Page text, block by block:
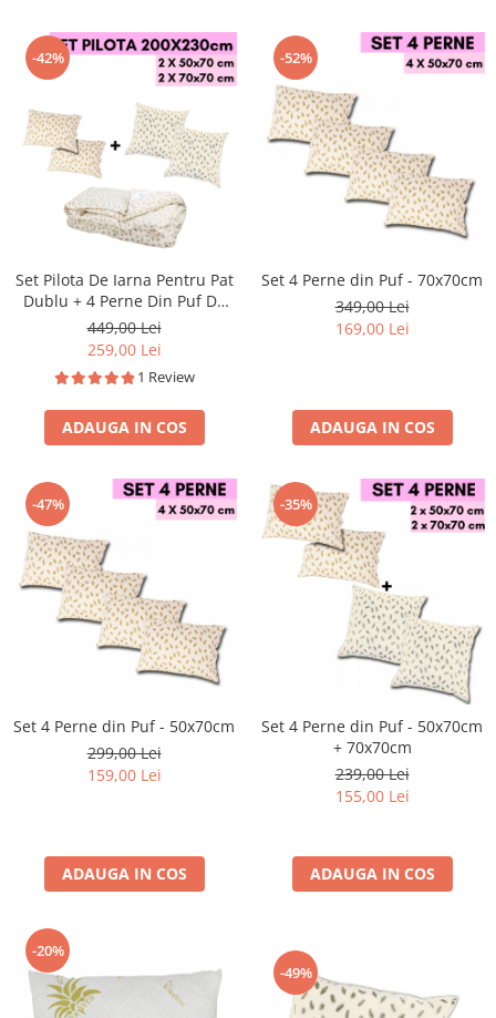
-42%
Set Pilota De Iarna Pentru Pat
Dublu + 4 Perne Din Puf De
Gasca
449,00 Lei
259,00 Lei
1 Review
ADAUGA IN COS
-52%
Set 4 Perne din Puf - 70x70cm
349,00 Lei
169,00 Lei
ADAUGA IN COS
-47%
Set 4 Perne din Puf - 50x70cm
299,00 Lei
159,00 Lei
ADAUGA IN COS
-35%
Set 4 Perne din Puf - 50x70cm
+ 70x70cm
239,00 Lei
155,00 Lei
ADAUGA IN COS
-20%
-49%